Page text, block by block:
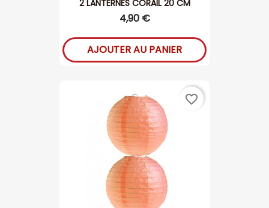
2 LANTERNES CORAIL 20 CM
4,90 €
AJOUTER AU PANIER
favorite_border